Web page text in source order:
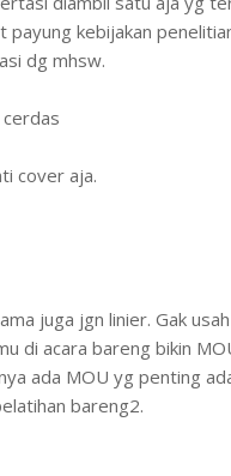
payung kebijakan
dg mhsw.
cover aja.
juga jgn linier. Gak
di acara bareng bikin
ada MOU yg penting
bareng2.